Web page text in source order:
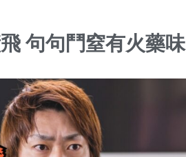
句句鬥窒有火藥味